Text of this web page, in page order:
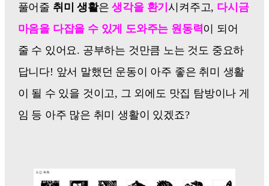
풀어줄 취미 생활은생각을 환기시켜주고, 다시금
마음을 다잡을 수 있게 도와주는 원동력이 되어
줄 수 있어요. 공부하는 것만큼 노는 것도 중요하
답니다! 앞서 말했던 운동이 아주 좋은 취미 생활
이 될 수 있을 것이고, 그 외에도 맛집 탐방이나 게
임 등 아주 많은 취미 생활이 있겠죠?